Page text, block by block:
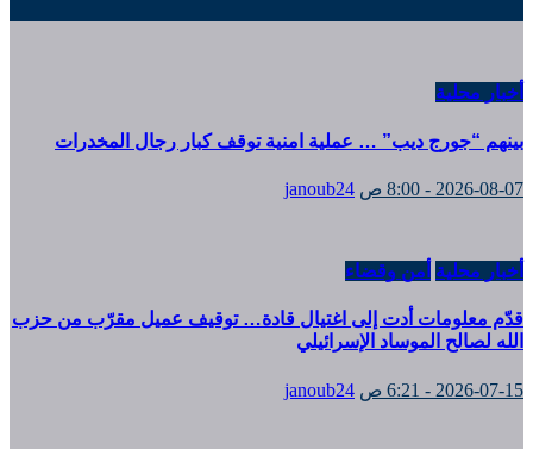
أخبار محلية
بينهم “جورج ديب” … عملية امنية توقف كبار رجال المخدرات
2026-08-07 - 8:00 ص janoub24
أخبار محلية أمن وقضاء
قدّم معلومات أدت إلى اغتيال قادة… توقيف عميل مقرّب من حزب
الله لصالح الموساد الإسرائيلي
2026-07-15 - 6:21 ص janoub24